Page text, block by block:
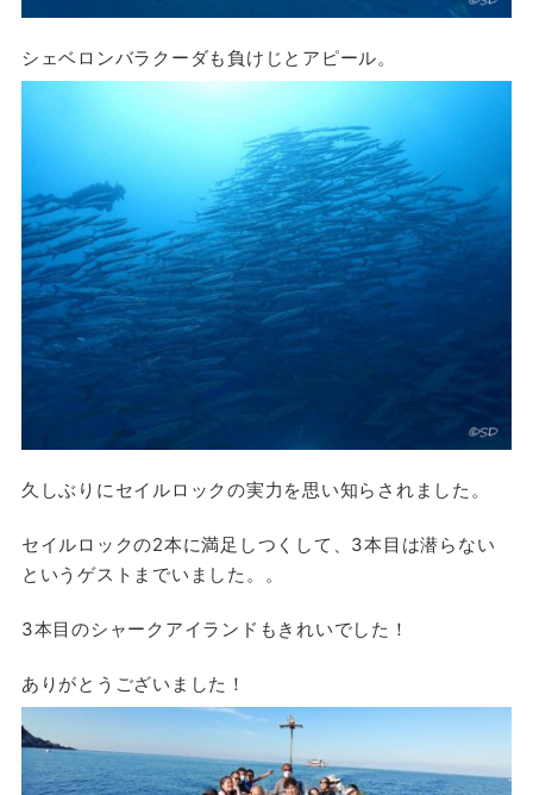
シェベロンバラクーダも負けじとアピール。
久しぶりにセイルロックの実力を思い知らされました。
セイルロックの2本に満足しつくして、3本目は潜らない
というゲストまでいました。。
3本目のシャークアイランドもきれいでした！
ありがとうございました！